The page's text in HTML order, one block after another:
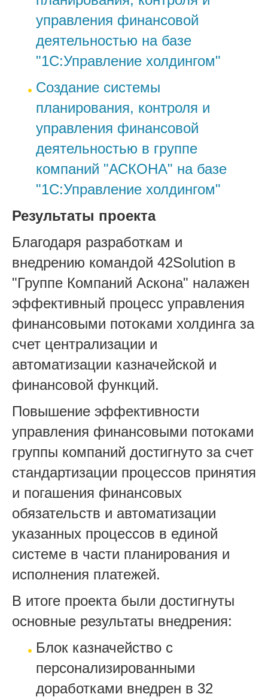
управления финансовой
деятельностью на базе
"1С:Управление холдингом"
Создание системы
планирования, контроля и
управления финансовой
деятельностью в группе
компаний "АСКОНА" на базе
"1С:Управление холдингом"
Результаты проекта
Благодаря разработкам и
внедрению командой 42Solution в
"Группе Компаний Аскона" налажен
эффективный процесс управления
финансовыми потоками холдинга за
счет централизации и
автоматизации казначейской и
финансовой функций.
Повышение эффективности
управления финансовыми потоками
группы компаний достигнуто за счет
стандартизации процессов принятия
и погашения финансовых
обязательств и автоматизации
указанных процессов в единой
системе в части планирования и
исполнения платежей.
В итоге проекта были достигнуты
основные результаты внедрения:
Блок казначейство с
персонализированными
доработками внедрен в 32